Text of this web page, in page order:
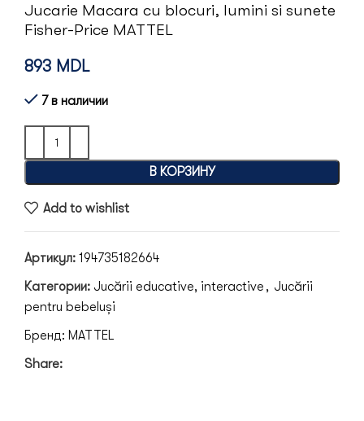
Jucarie Macara cu blocuri, lumini si sunete
Fisher-Price MATTEL
893 MDL
7 в наличии
В КОРЗИНУ
Add to wishlist
Артикул: 194735182664
Категории: Jucării educative, interactive , Jucării
pentru bebeluși
Бренд: MATTEL
Share: